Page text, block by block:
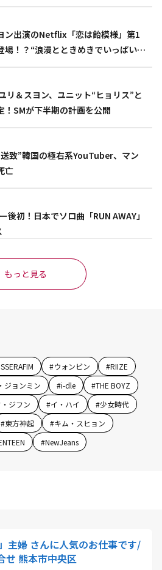
ン出演のNetflix「恋は飴模様」第1
場！？“浪漫とときめきでいっぱいの
リ＆スヨン、ユニット“ヒョリス”と
！SMが下半期の計画を公開
致”韓国の極右系YouTuber、マン
亡
後初！日本でソロ曲「RUN AWAY」
もっと見る
#ウォンビン #RIIZE
ジョンミン #i-dle #THE BOYZ
ジフン #イ・ハイ #少女時代
#東方神起 #キム・スヒョン
#NewJeans
主婦 さんに人気のお仕事です/
せ 熊本市中央区